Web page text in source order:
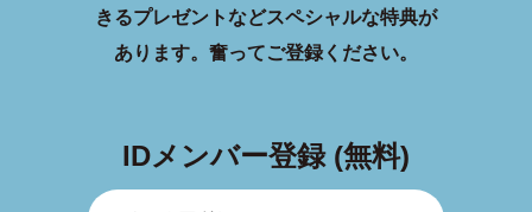
きるプレゼントなどスペシャルな特典が
あります。 奮ってご登録ください。
IDメンバー登録 (無料)